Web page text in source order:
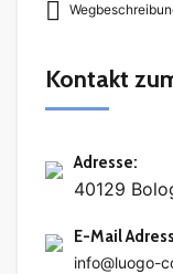
Kontakt
Adresse:
40129
E-Mail
info@luogo-